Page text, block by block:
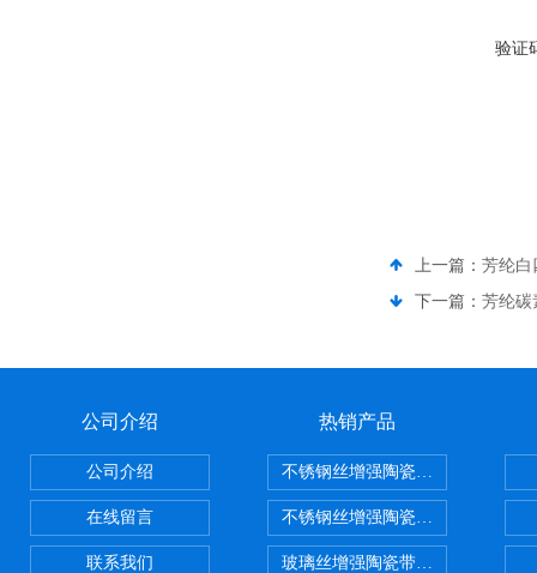
验证
上一篇： 芳纶白
下一篇： 芳纶碳
公司介绍
公司介绍
在线留言
联系我们
热销产品
不锈钢丝增强陶瓷纤维布，陶瓷布
不锈钢丝增强陶瓷纤维布应用范围
玻璃丝增强陶瓷带，硅酸铝纤维